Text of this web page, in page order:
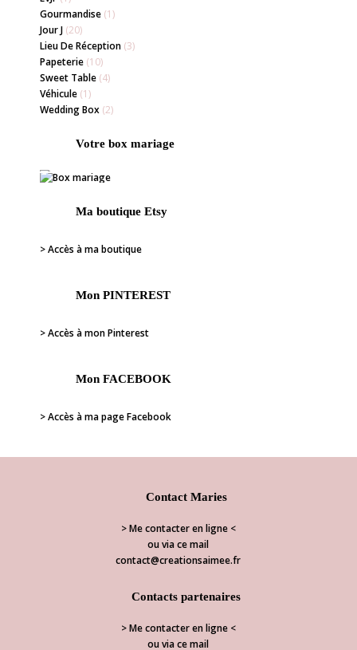
Gourmandise(1)
Jour J(20)
Lieu De Réception(3)
Papeterie(10)
Sweet Table(4)
Véhicule(1)
Wedding Box(2)
Votre box mariage
Ma boutique Etsy
> Accès à ma boutique
Mon PINTEREST
> Accès à mon Pinterest
Mon FACEBOOK
> Accès à ma page Facebook
Contact Maries
> Me contacter en ligne <
ou via ce mail
contact@creationsaimee.fr
Contacts partenaires
> Me contacter en ligne <
ou via ce mail